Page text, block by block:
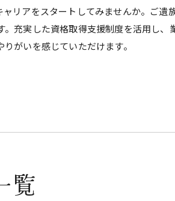
リアをスタートしてみませんか。ご遺
充実した資格取得支援制度を活用し
がいを感じていただけます。
覧